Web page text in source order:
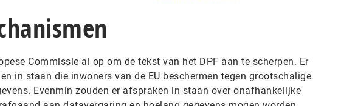
Commissie al op om de tekst van het DPF aan te scherpen. Er
in staan die inwoners van de EU beschermen tegen grootschalige
Evenmin zouden er afspraken in staan over onafhankelijke